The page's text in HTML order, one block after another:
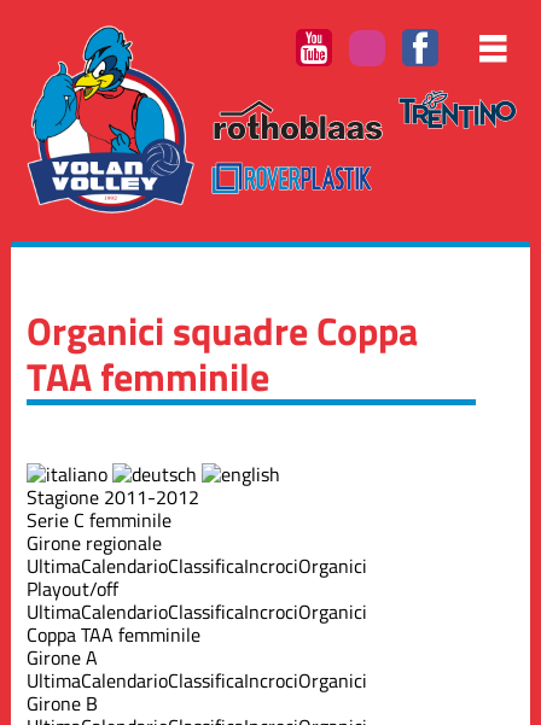
Organici squadre Coppa
TAA femminile
Stagione 2011-2012
Serie C femminile
Girone regionale
UltimaCalendarioClassificaIncrociOrganici
Playout/off
UltimaCalendarioClassificaIncrociOrganici
Coppa TAA femminile
Girone A
UltimaCalendarioClassificaIncrociOrganici
Girone B